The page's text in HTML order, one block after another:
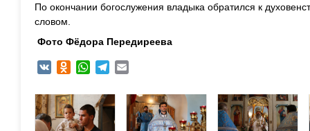
По окончании богослужения владыка обратился к
словом.
Фото Фёдора Передиреева
VK Odnoklassniki
WhatsAppTelegram